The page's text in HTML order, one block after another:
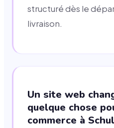
structuré dès le
livraison.
Un site web
quelque chose
commerce à